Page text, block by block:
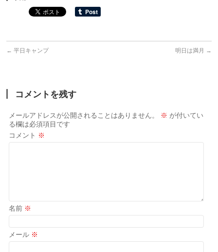
← 平日キャンプ 明日は満月 →
コメントを残す
メールアドレスが公開されることはありません。 ※ が付いてい
る欄は必須項目です
コメント ※
名前 ※
メール ※